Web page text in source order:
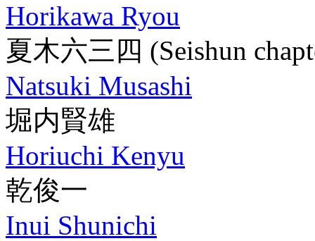
Horikawa Ryou
夏木六三四 (Seishun
Natsuki Musashi
堀内賢雄
Horiuchi Kenyu
乾俊一
Inui Shunichi